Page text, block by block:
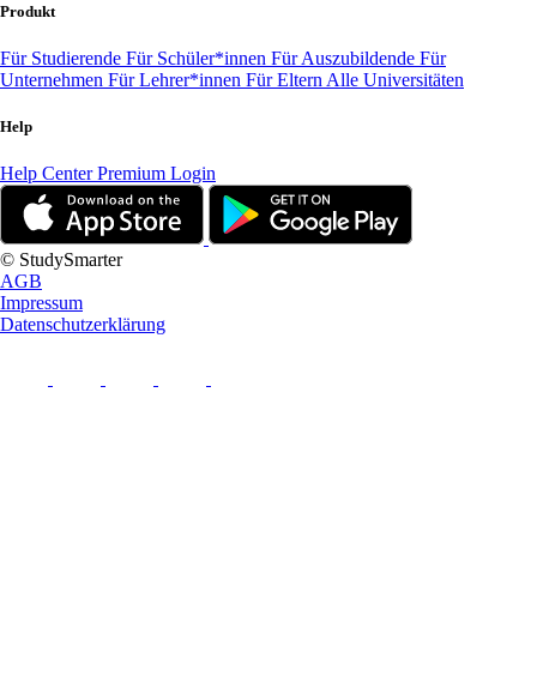
Produkt
Für Studierende Für Schüler*innen Für Auszubildende Für
Unternehmen Für Lehrer*innen Für Eltern Alle Universitäten
Help
Help CenterPremium Login
© StudySmarter
AGB
Impressum
Datenschutzerklärung